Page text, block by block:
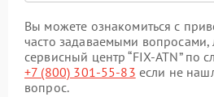
Вы можете ознакомиться с
часто задаваемыми вопросами,
сервисный центр “FIX-ATN” по
+7 (800) 301-55-83 если не
вопрос.